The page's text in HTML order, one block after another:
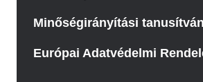
Minőségirányítási
Európai Adatvédelmi